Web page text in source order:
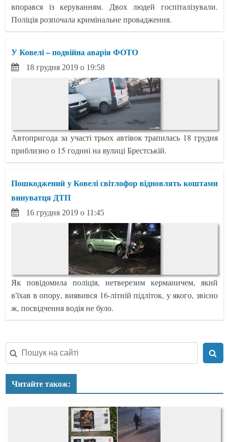
впорався із керуванням. Двох людей госпіталізували.
Поліція розпочала кримінальне провадження.
У Ковелі – подвійна аварія ФОТО
18 грудня 2019 о 19:58
Автопригода за участі трьох автівок трапилась 18 грудня
приблизно о 15 годині на вулиці Брестській.
Пошкоджений у Ковелі світлофор відновлять коштами
винуватця ДТП
16 грудня 2019 о 11:45
Як повідомила поліція, нетверезим керманичем, який
в'їхав в опору, виявився 16-літній підліток, у якого, звісно
ж, посвідчення водія не було.
Читайте також: